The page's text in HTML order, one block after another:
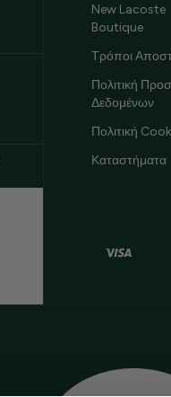
New Lacoste
Boutique
Τρόποι
Πολιτική
Δεδομένων
Πολιτική
Καταστήματα